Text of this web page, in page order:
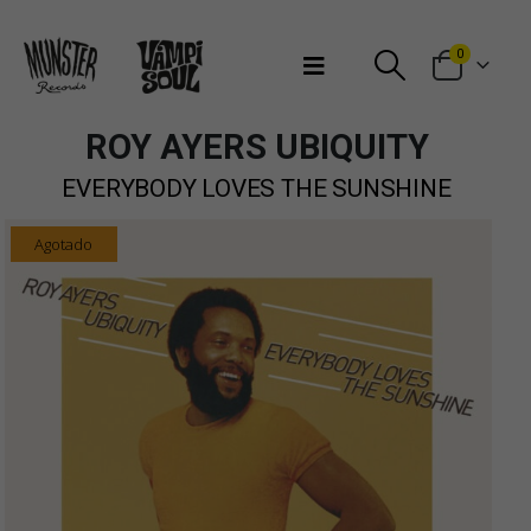
0
ROY AYERS UBIQUITY
EVERYBODY LOVES THE SUNSHINE
Agotado